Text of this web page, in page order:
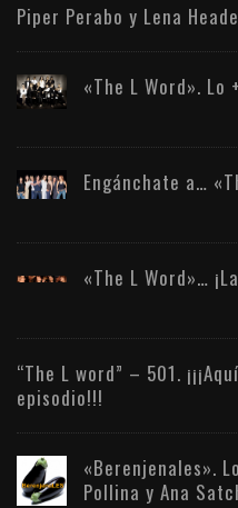
Piper Perabo y Lena
«The L Word».
Engánchate a…
«The L Word»…
“The L word” – 501.
episodio!!!
«Berenjenales».
Pollina y Ana